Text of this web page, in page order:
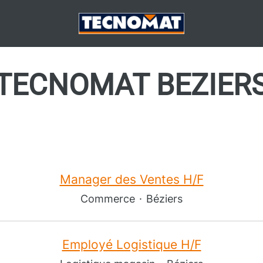
Manager des Ventes H/F
Commerce · Béziers
Employé Logistique H/F